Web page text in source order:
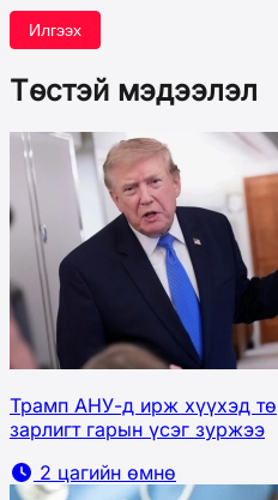
Илгээх
Төстэй мэдээлэл
Трамп АНУ-д ирж хүүхэд
зарлигт гарын үсэг зуржээ
2 цагийн өмнө